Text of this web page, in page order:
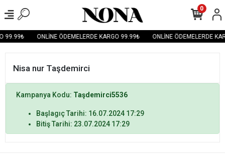
99.99₺ ONLİNE ÖDEMELERDE KARGO 99.99₺ ONLİNE ÖDEMELERDE
0
Nisa nur Taşdemirci
Kampanya Kodu: Taşdemirci5536
Başlagıç Tarihi: 16.07.2024 17:29
Bitiş Tarihi: 23.07.2024 17:29